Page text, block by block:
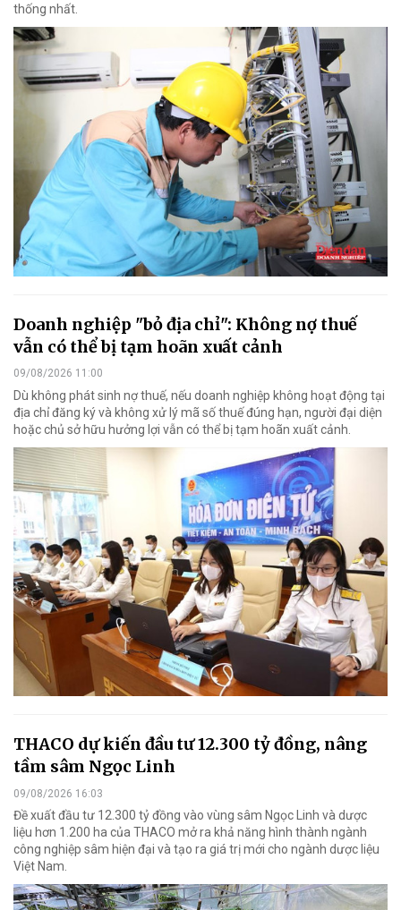
thống nhất.
Doanh nghiệp "bỏ địa chỉ": Không nợ thuế
vẫn có thể bị tạm hoãn xuất cảnh
09/08/2026 11:00
Dù không phát sinh nợ thuế, nếu doanh nghiệp không hoạt động tại
địa chỉ đăng ký và không xử lý mã số thuế đúng hạn, người đại diện
hoặc chủ sở hữu hưởng lợi vẫn có thể bị tạm hoãn xuất cảnh.
THACO dự kiến đầu tư 12.300 tỷ đồng, nâng
tầm sâm Ngọc Linh
09/08/2026 16:03
Đề xuất đầu tư 12.300 tỷ đồng vào vùng sâm Ngọc Linh và dược
liệu hơn 1.200 ha của THACO mở ra khả năng hình thành ngành
công nghiệp sâm hiện đại và tạo ra giá trị mới cho ngành dược liệu
Việt Nam.